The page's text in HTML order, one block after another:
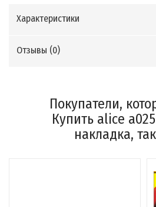
Характеристики
Отзывы (0)
Покупатели,
Купить alice
накладка,